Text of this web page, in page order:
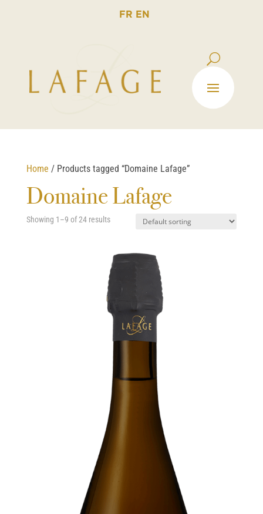
FR EN
Home / Products tagged “Domaine Lafage”
Domaine Lafage
Showing 1–9 of 24 results